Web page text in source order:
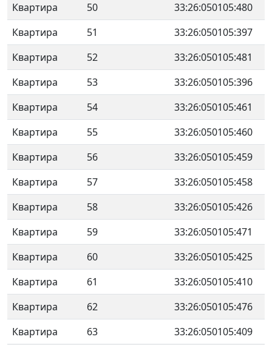
Квартира
50
33:26:050105:480
Квартира
51
33:26:050105:397
Квартира
52
33:26:050105:481
Квартира
53
33:26:050105:396
Квартира
54
33:26:050105:461
Квартира
55
33:26:050105:460
Квартира
56
33:26:050105:459
Квартира
57
33:26:050105:458
Квартира
58
33:26:050105:426
Квартира
59
33:26:050105:471
Квартира
60
33:26:050105:425
Квартира
61
33:26:050105:410
Квартира
62
33:26:050105:476
Квартира
63
33:26:050105:409